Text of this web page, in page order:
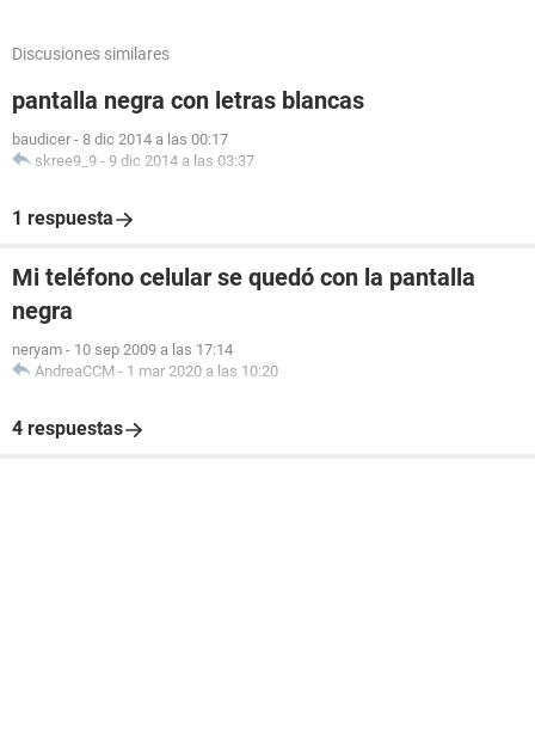
Discusiones similares
pantalla negra con letras blancas
baudicer - 8 dic 2014 a las 00:17
skree9_9 - 9 dic 2014 a las 03:37
1 respuesta
Mi teléfono celular se quedó con la pantalla
negra
neryam - 10 sep 2009 a las 17:14
AndreaCCM - 1 mar 2020 a las 10:20
4 respuestas